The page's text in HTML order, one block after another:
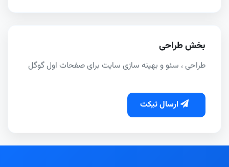
بخش طراحی
طراحی ، سئو و بهینه سازی سایت برای صفحات اول گوگل
ارسال تیکت